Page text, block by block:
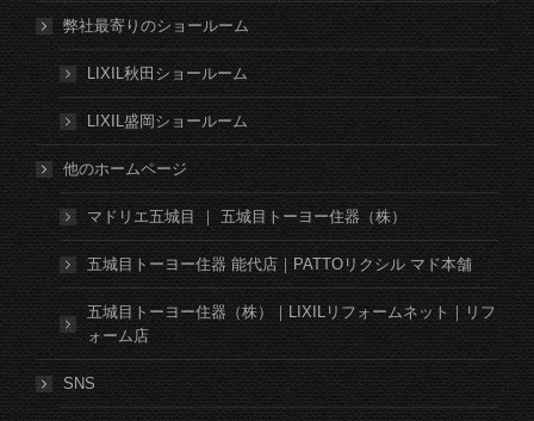
弊社最寄りのショールーム
LIXIL秋田ショールーム
LIXIL盛岡ショールーム
他のホームページ
マドリエ五城目 ｜ 五城目トーヨー住器（株）
五城目トーヨー住器 能代店｜PATTOリクシル マド本舗
五城目トーヨー住器（株）｜LIXILリフォームネット｜リフ
ォーム店
SNS